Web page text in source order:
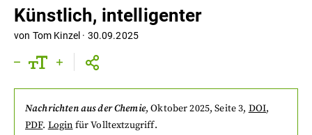
Künstlich, intelligenter
von Tom Kinzel · 30.09.2025
Nachrichten aus der Chemie,Oktober 2025, Seite 3, DOI,
PDF. Login für Volltextzugriff.